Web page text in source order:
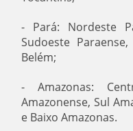
- Pará: Nordeste
Sudoeste
Belém;
- Amazonas:
Amazonense, Sul
e Baixo Amazonas.